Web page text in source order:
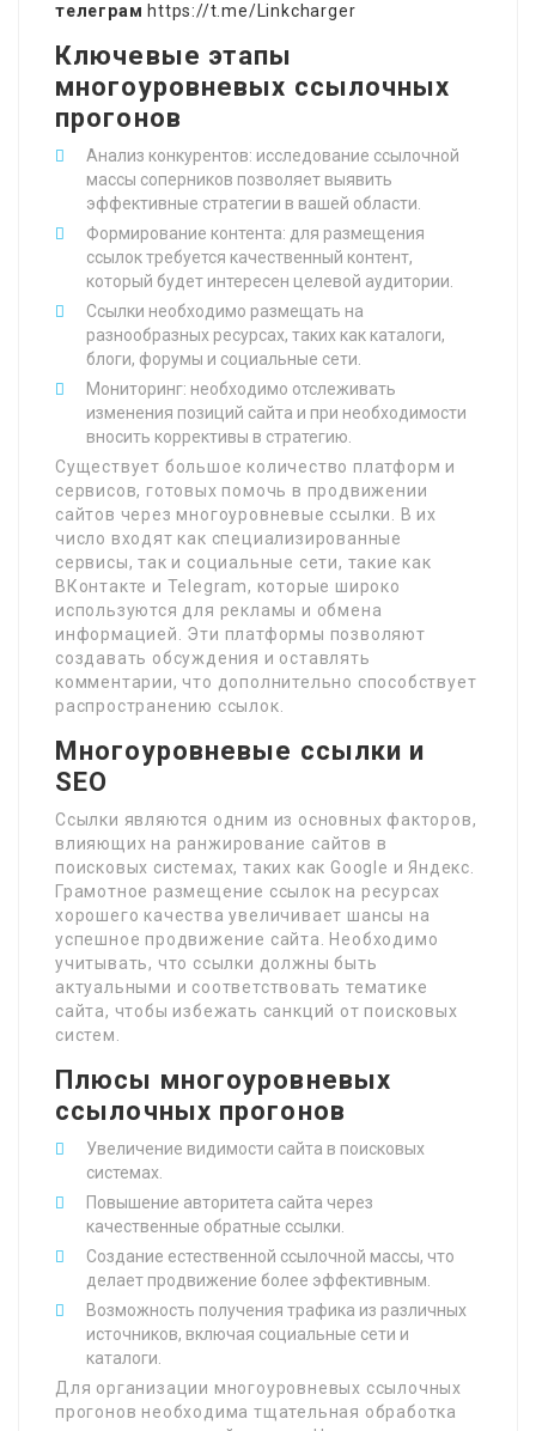
телеграм https://t.me/Linkcharger
Ключевые этапы
многоуровневых ссылочных
прогонов
Анализ конкурентов: исследование ссылочной
массы соперников позволяет выявить
эффективные стратегии в вашей области.
Формирование контента: для размещения
ссылок требуется качественный контент,
который будет интересен целевой аудитории.
Ссылки необходимо размещать на
разнообразных ресурсах, таких как каталоги,
блоги, форумы и социальные сети.
Мониторинг: необходимо отслеживать
изменения позиций сайта и при необходимости
вносить коррективы в стратегию.
Существует большое количество платформ и
сервисов, готовых помочь в продвижении
сайтов через многоуровневые ссылки. В их
число входят как специализированные
сервисы, так и социальные сети, такие как
ВКонтакте и Telegram, которые широко
используются для рекламы и обмена
информацией. Эти платформы позволяют
создавать обсуждения и оставлять
комментарии, что дополнительно способствует
распространению ссылок.
Многоуровневые ссылки и
SEO
Ссылки являются одним из основных факторов,
влияющих на ранжирование сайтов в
поисковых системах, таких как Google и Яндекс.
Грамотное размещение ссылок на ресурсах
хорошего качества увеличивает шансы на
успешное продвижение сайта. Необходимо
учитывать, что ссылки должны быть
актуальными и соответствовать тематике
сайта, чтобы избежать санкций от поисковых
систем.
Плюсы многоуровневых
ссылочных прогонов
Увеличение видимости сайта в поисковых
системах.
Повышение авторитета сайта через
качественные обратные ссылки.
Создание естественной ссылочной массы, что
делает продвижение более эффективным.
Возможность получения трафика из различных
источников, включая социальные сети и
каталоги.
Для организации многоуровневых ссылочных
прогонов необходима тщательная обработка